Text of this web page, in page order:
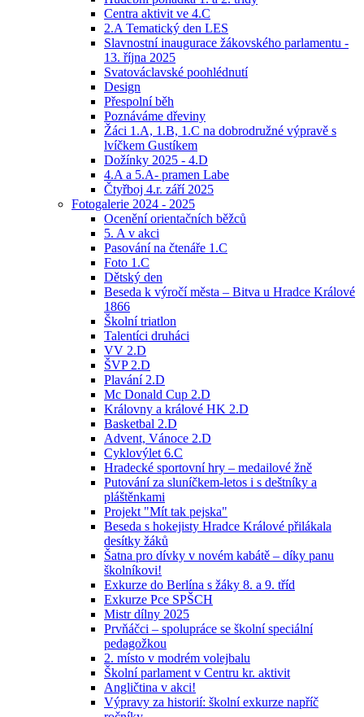
Centra aktivit ve 4.C
2.A Tematický den LES
Slavnostní inaugurace žákovského parlamentu -
13. října 2025
Svatováclavské poohlédnutí
Design
Přespolní běh
Poznáváme dřeviny
Žáci 1.A, 1.B, 1.C na dobrodružné výpravě s
lvíčkem Gustíkem
Dožínky 2025 - 4.D
4.A a 5.A- pramen Labe
Čtyřboj 4.r. září 2025
Fotogalerie 2024 - 2025
Ocenění orientačních běžců
5. A v akci
Pasování na čtenáře 1.C
Foto 1.C
Dětský den
Beseda k výročí města – Bitva u Hradce Králové
1866
Školní triatlon
Talentíci druháci
VV 2.D
ŠVP 2.D
Plavání 2.D
Mc Donald Cup 2.D
Královny a králové HK 2.D
Basketbal 2.D
Advent, Vánoce 2.D
Cyklovýlet 6.C
Hradecké sportovní hry – medailové žně
Putování za sluníčkem-letos i s deštníky a
pláštěnkami
Projekt "Mít tak pejska"
Beseda s hokejisty Hradce Králové přilákala
desítky žáků
Šatna pro dívky v novém kabátě – díky panu
školníkovi!
Exkurze do Berlína s žáky 8. a 9. tříd
Exkurze Pce SPŠCH
Mistr dílny 2025
Prvňáčci – spolupráce se školní speciální
pedagožkou
2. místo v modrém volejbalu
Školní parlament v Centru kr. aktivit
Angličtina v akci!
Výpravy za historií: školní exkurze napříč